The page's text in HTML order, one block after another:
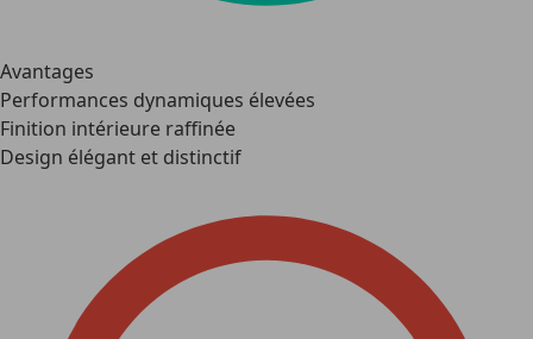
Avantages
Performances dynamiques élevées
Finition intérieure raffinée
Design élégant et distinctif